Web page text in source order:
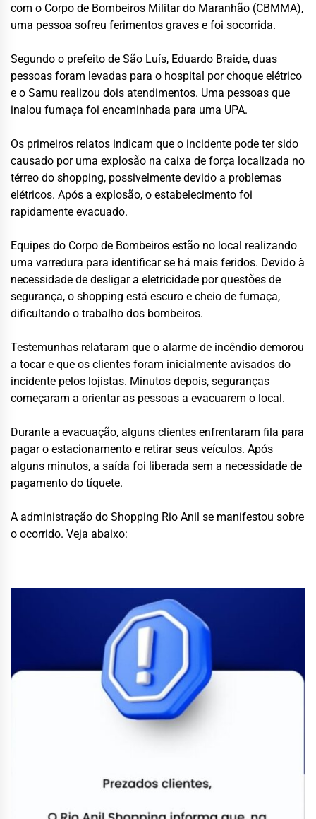
com o Corpo de Bombeiros Militar do Maranhão (CBMMA),
uma pessoa sofreu ferimentos graves e foi socorrida.
Segundo o prefeito de São Luís, Eduardo Braide, duas
pessoas foram levadas para o hospital por choque elétrico
e o Samu realizou dois atendimentos. Uma pessoas que
inalou fumaça foi encaminhada para uma UPA.
Os primeiros relatos indicam que o incidente pode ter sido
causado por uma explosão na caixa de força localizada no
térreo do shopping, possivelmente devido a problemas
elétricos. Após a explosão, o estabelecimento foi
rapidamente evacuado.
Equipes do Corpo de Bombeiros estão no local realizando
uma varredura para identificar se há mais feridos. Devido à
necessidade de desligar a eletricidade por questões de
segurança, o shopping está escuro e cheio de fumaça,
dificultando o trabalho dos bombeiros.
Testemunhas relataram que o alarme de incêndio demorou
a tocar e que os clientes foram inicialmente avisados do
incidente pelos lojistas. Minutos depois, seguranças
começaram a orientar as pessoas a evacuarem o local.
Durante a evacuação, alguns clientes enfrentaram fila para
pagar o estacionamento e retirar seus veículos. Após
alguns minutos, a saída foi liberada sem a necessidade de
pagamento do tíquete.
A administração do Shopping Rio Anil se manifestou sobre
o ocorrido. Veja abaixo: